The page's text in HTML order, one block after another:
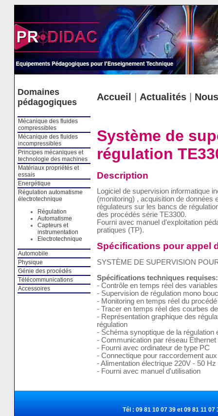
Domaines
pédagogiques
Mécanique des fluides
compressibles
Mécanique des fluides
incompressibles
Principes mécaniques et
technologie des machines
Matériaux propriétés et
essais
Energétique
Régulation automatisme
électrotechnique
Régulation
Automatisme
Capteurs et
instrumentation
Electrotechnique
Automobile
Physique
Génie des procédés
Télécommunications
Accessoires
Accueil Actualités|
Système de
régulation
Description
Logiciel de supervision informatique
(monitoring) , acquisition de données
régulateurs sur les bancs de
des procédés série TE3300.
Fourni avec manuel d'exploitation
pratiques (TP).
Spécifications pour appel
SYSTÈME DE SUPERVISION
Spécifications techniques requises:
- Contrôle en temps réel des
- Supervision de régulation mono
- Monitoring en temps réel du
- Tracer en temps réel des courbes
- Représentation graphique des
régulation
- Schéma synoptique de la régulation
- Communication par réseau Ethernet
- Fourni avec ordinateur de type PC
- Connectique pour raccordement
- Alimentation électrique 220V - 50 Hz
- Fourni avec manuel d'utilisation
Tél : 09 81 10 07 39 et 09 81 11
Cookies management panel